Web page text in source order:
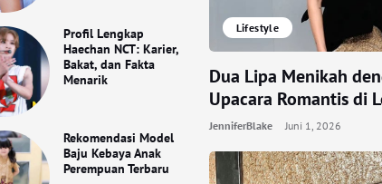
Profil Lengkap
Haechan NCT: Karier,
Bakat, dan Fakta
Menarik
Rekomendasi Model
Baju Kebaya Anak
Perempuan Terbaru
Lifestyle
Dua Lipa Menikah
Upacara Romantis di
JenniferBlake Juni 1, 2026